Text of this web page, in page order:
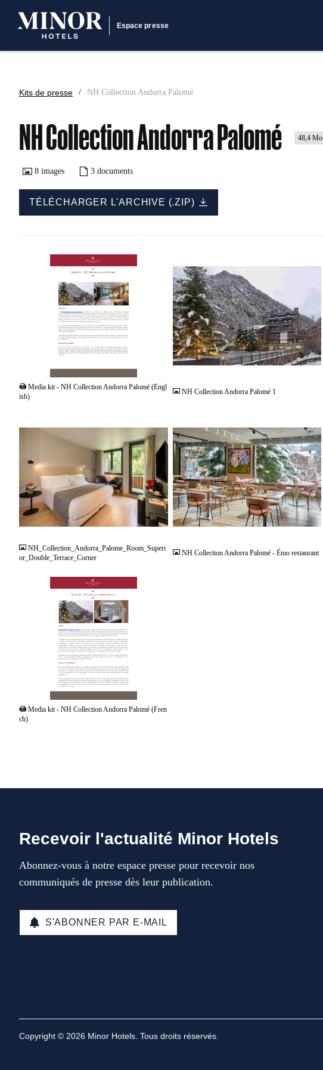
Espace presse
Kits de presse NH Collection Andorra Palomé
NH Collection Andorra Palomé 48,4 Mo
8 images 3 documents
TÉLÉCHARGER L'ARCHIVE (.ZIP)
Media kit - NH Collection Andorra Palomé (Engl
ish)
JPG
NH Collection Andorra Palomé 1
NH_Collection_Andorra_Palome_Room_Superi
or_Double_Terrace_Corner
JPG
NH Collection Andorra Palomé - Émo restaurant
Media kit - NH Collection Andorra Palomé (Fren
ch)
Recevoir l'actualité Minor Hotels
Abonnez-vous à notre espace presse pour recevoir nos
communiqués de presse dès leur publication.
S'ABONNER PAR E-MAIL
Copyright © 2026 Minor Hotels. Tous droits réservés.